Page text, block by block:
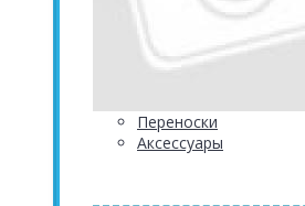
Переноски
Аксессуары